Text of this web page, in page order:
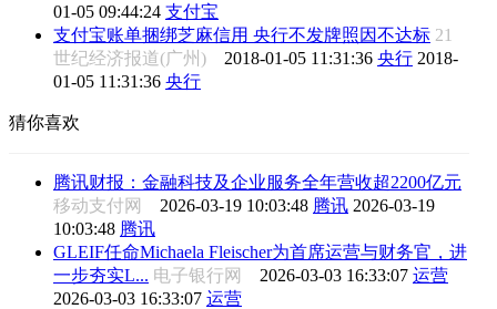
01-05 09:44:24 支付宝
支付宝账单捆绑芝麻信用 央行不发牌照因不达标 21
世纪经济报道(广州) 2018-01-05 11:31:36 央行 2018-
01-05 11:31:36 央行
猜你喜欢
腾讯财报：金融科技及企业服务全年营收超2200亿元
移动支付网 2026-03-19 10:03:48 腾讯 2026-03-19
10:03:48 腾讯
GLEIF任命Michaela Fleischer为首席运营与财务官，进
一步夯实L... 电子银行网 2026-03-03 16:33:07 运营
2026-03-03 16:33:07 运营